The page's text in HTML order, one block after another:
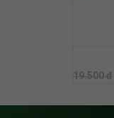
19.500 đ